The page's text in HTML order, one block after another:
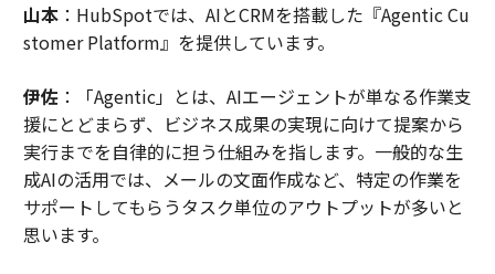
山本：HubSpotでは、AIとCRMを搭載した『Agentic Cu
stomer Platform』を提供しています。
伊佐：「Agentic」とは、AIエージェントが単なる作業支
援にとどまらず、ビジネス成果の実現に向けて提案から
実行までを自律的に担う仕組みを指します。一般的な生
成AIの活用では、メールの文面作成など、特定の作業を
サポートしてもらうタスク単位のアウトプットが多いと
思います。